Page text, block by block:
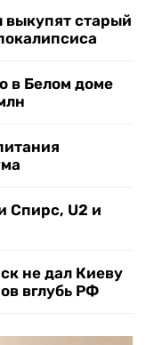
старый
в Белом доме
Спирс, U2 и
не дал Киеву
вглубь РФ